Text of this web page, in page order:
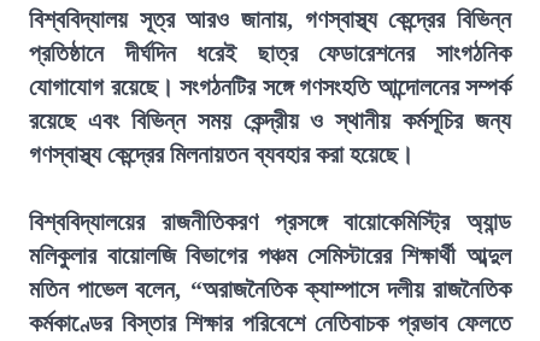
বিশ্ববিদ্যালয় সূত্র আরও জানায়, গণস্বাস্থ্য কেন্দ্রের বিভিন্ন
প্রতিষ্ঠানে দীর্ঘদিন ধরেই ছাত্র ফেডারেশনের সাংগঠনিক
যোগাযোগ রয়েছে। সংগঠনটির সঙ্গে গণসংহতি আন্দোলনের সম্পর্ক
রয়েছে এবং বিভিন্ন সময় কেন্দ্রীয় ও স্থানীয় কর্মসূচির জন্য
গণস্বাস্থ্য কেন্দ্রের মিলনায়তন ব্যবহার করা হয়েছে।
বিশ্ববিদ্যালয়ের রাজনীতিকরণ প্রসঙ্গে বায়োকেমিস্ট্রি অ্যান্ড
মলিকুলার বায়োলজি বিভাগের পঞ্চম সেমিস্টারের শিক্ষার্থী আব্দুল
মতিন পাভেল বলেন, “অরাজনৈতিক ক্যাম্পাসে দলীয় রাজনৈতিক
কর্মকাণ্ডের বিস্তার শিক্ষার পরিবেশে নেতিবাচক প্রভাব ফেলতে